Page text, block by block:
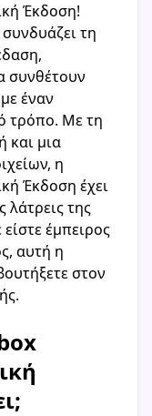
Έκδοση!
τη
συνθέτουν
έναν
τρόπο. Με τη
και μια
η
Έκδοση έχει
λάτρεις της
έμπειρος
αυτή η
στον